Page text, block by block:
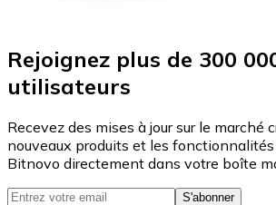
Rejoignez plus de 300
utilisateurs
Recevez des mises à jour sur le marché
nouveaux produits et les
Bitnovo directement dans votre boîte
S'abonner